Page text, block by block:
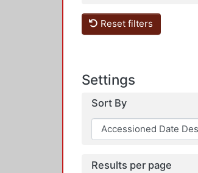
Reset filters
Settings
Sort By
Results per page